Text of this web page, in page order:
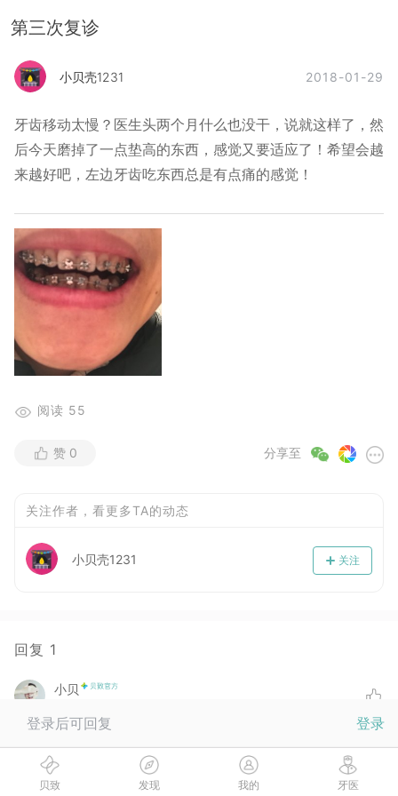
第三次复诊
小贝壳1231 2018-01-29
牙齿移动太慢？医生头两个月什么也没干，说就这样了，然
后今天磨掉了一点垫高的东西，感觉又要适应了！希望会越
来越好吧，左边牙齿吃东西总是有点痛的感觉！
阅读 55
分享至
赞 0
关注作者，看更多TA的动态
关注
小贝壳1231
回复 1
小贝
相信医生
登录后可回复 登录
贝致 发现 我的 牙医